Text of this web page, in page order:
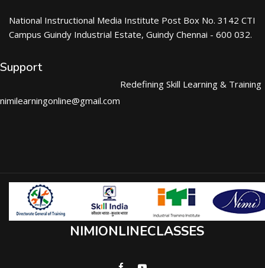
National Instructional Media Institute Post Box No. 3142 CTI
Campus Guindy Industrial Estate, Guindy Chennai - 600 032.
Support
nimilearningonline@gmail.com
Redefining Skill Learning & Training
NIMIONLINECLASSES